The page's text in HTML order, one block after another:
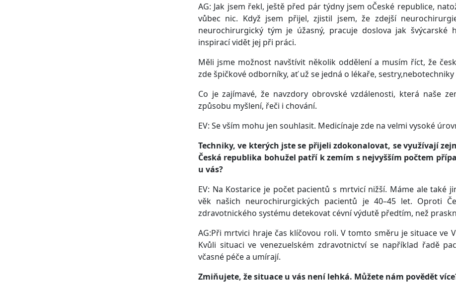
AG: Jak jsem řekl, ještě před pár týdny jsem oČeské republice,
vůbec nic. Když jsem přijel, zjistil jsem, že zdejší
neurochirurgický tým je úžasný, pracuje doslova jak švýcarské
inspirací vidět jej při práci.
Měli jsme možnost navštívit několik oddělení a musím říct, že
zde špičkové odborníky, ať už se jedná o lékaře, sestry,nebotechniky
Co je zajímavé, že navzdory obrovské vzdálenosti, která naše
způsobu myšlení, řeči i chování.
EV: Se vším mohu jen souhlasit. Medicínaje zde na velmi vysoké
Techniky, ve kterých jste se přijeli zdokonalovat, se využívají
Česká republika bohužel patří k zemím s nejvyšším počtem
u vás?
EV: Na Kostarice je počet pacientů s mrtvicí nižší. Máme ale
věk našich neurochirurgických pacientů je 40–45 let. Oproti
zdravotnického systému detekovat cévní výdutě předtím, než
AG:Při mrtvici hraje čas klíčovou roli. V tomto směru je situace ve
Kvůli situaci ve venezuelském zdravotnictví se například řadě
včasné péče a umírají.
Zmiňujete, že situace u vás není lehká. Můžete nám povědět